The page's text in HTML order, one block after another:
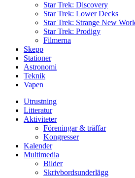
Star Trek: Discovery
Star Trek: Lower Decks
Star Trek: Strange New
Star Trek: Prodigy
Filmerna
Skepp
Stationer
Astronomi
Teknik
Vapen
Utrustning
Litteratur
Aktiviteter
Föreningar & träffar
Kongresser
Kalender
Multimedia
Bilder
Skrivbordsunderlägg